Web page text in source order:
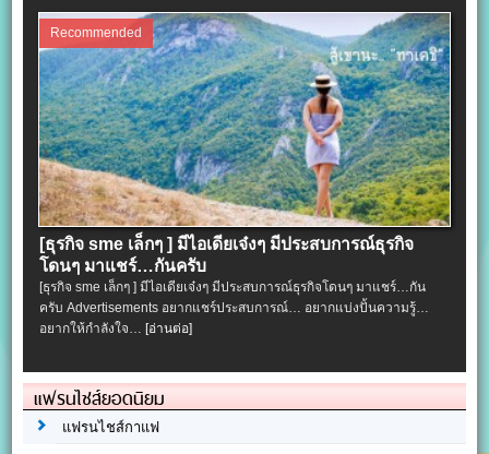
Recommended
[ธุรกิจ sme เล็กๆ ] มีไอเดียเจ๋งๆ มีประสบการณ์ธุรกิจ
โดนๆ มาแชร์…กันครับ
[ธุรกิจ sme เล็กๆ ] มีไอเดียเจ๋งๆ มีประสบการณ์ธุรกิจโดนๆ มาแชร์…กัน
ครับ Advertisements อยากแชร์ประสบการณ์… อยากแบ่งปั้นความรู้…
อยากให้กำลังใจ… [อ่านต่อ]
แฟรนไชส์ยอดนิยม
แฟรนไชส์กาแฟ